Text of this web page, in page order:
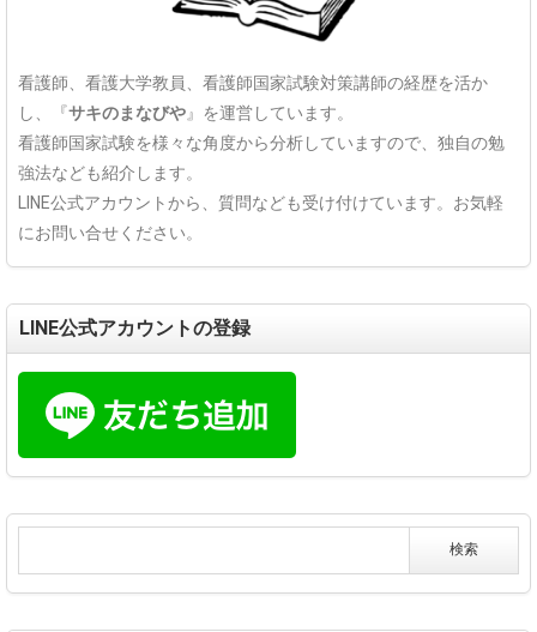
看護師、看護大学教員、看護師国家試験対策講師の経歴を活か
し、『サキのまなびや 』を運営しています。
看護師国家試験を様々な角度から分析していますので、独自の勉
強法なども紹介します。
LINE公式アカウントから、質問なども受け付けています。お気軽
にお問い合せください。
LINE公式アカウントの登録